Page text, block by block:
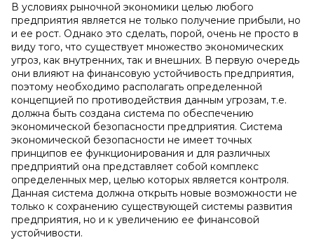
В условиях рыночной экономики целью любого
предприятия является не только получение прибыли, но
и ее рост. Однако это сделать, порой, очень не просто в
виду того, что существует множество экономических
угроз, как внутренних, так и внешних. В первую очередь
они влияют на финансовую устойчивость предприятия,
поэтому необходимо располагать определенной
концепцией по противодействия данным угрозам, т.е.
должна быть создана система по обеспечению
экономической безопасности предприятия. Система
экономической безопасности не имеет точных
принципов ее функционирования и для различных
предприятий она представляет собой комплекс
определенных мер, целью которых является контроля.
Данная система должна открыть новые возможности не
только к сохранению существующей системы развития
предприятия, но и к увеличению ее финансовой
устойчивости.